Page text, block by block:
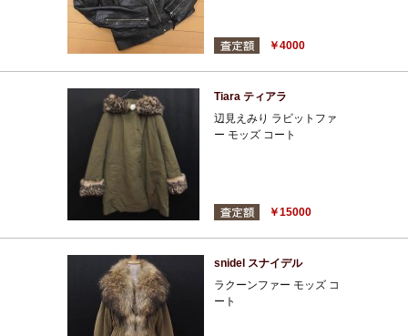
￥4000
Tiara ティアラ
辺見えみり ラビットファ
ー モッズ コート
￥15000
snidel スナイデル
ラクーンファー モッズ コ
ート